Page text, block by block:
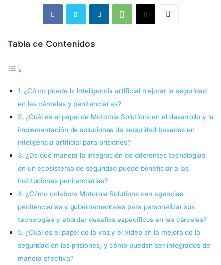
Tabla de Contenidos
¿Cómo puede la inteligencia artificial mejorar la seguridad
en las cárceles y penitenciarias?
¿Cuál es el papel de Motorola Solutions en el desarrollo y la
implementación de soluciones de seguridad basadas en
inteligencia artificial para prisiones?
¿De qué manera la integración de diferentes tecnologías
en un ecosistema de seguridad puede beneficiar a las
instituciones penitenciarias?
¿Cómo colabora Motorola Solutions con agencias
penitenciarias y gubernamentales para personalizar sus
tecnologías y abordar desafíos específicos en las cárceles?
¿Cuál es el papel de la voz y el video en la mejora de la
seguridad en las prisiones, y cómo pueden ser integrados de
manera efectiva?